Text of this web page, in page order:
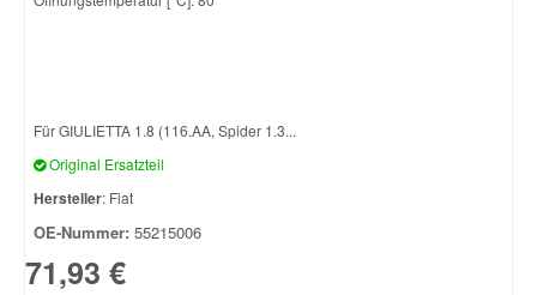
Für GIULIETTA 1.8 (116.AA, Spider 1.3...
Original Ersatzteil
Hersteller: Fiat
OE-Nummer: 55215006
71,93 €